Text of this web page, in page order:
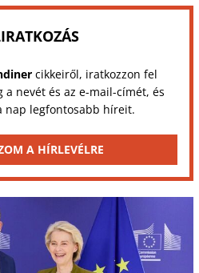
cikkeiről, iratkozzon fel
nevét és az e-mail-címét, és
nap legfontosabb híreit.
A HÍRLEVÉLRE